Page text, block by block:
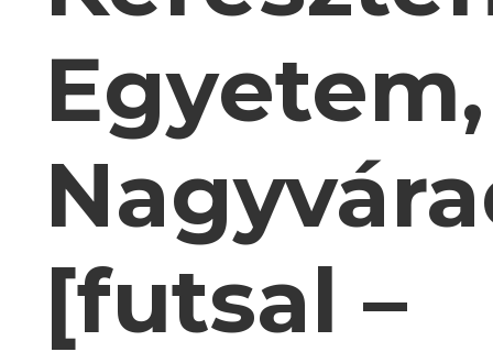
Egyetem,
[futsal –